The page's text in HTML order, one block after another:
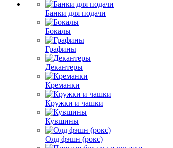
Банки для подачи
Бокалы
Графины
Декантеры
Креманки
Кружки и чашки
Кувшины
Олд фэшн (рокс)